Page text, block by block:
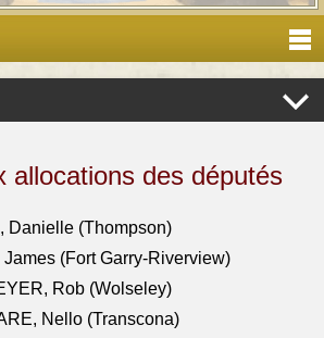
allocations des députés
Danielle (Thompson)
(Fort Garry-Riverview)
Rob (Wolseley)
Nello (Transcona)